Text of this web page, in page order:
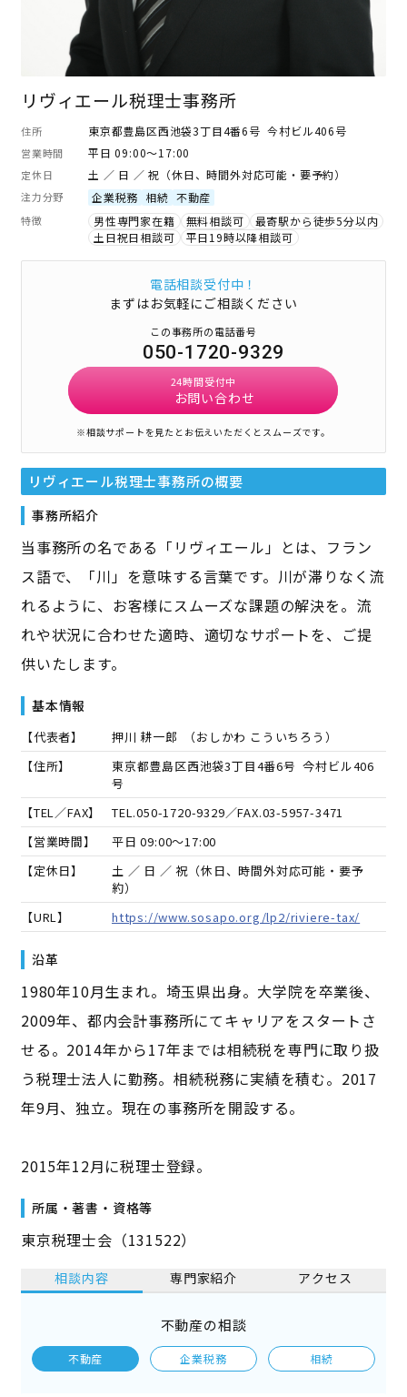
リヴィエール税理士事務所
住所 東京都豊島区西池袋3丁目4番6号 今村ビル406号
営業時間 平日 09:00～17:00
定休日 土 ／ 日 ／ 祝（休日、時間外対応可能・要予約）
注力分野 企業税務 相続 不動産
特徴 男性専門家在籍 無料相談可
最寄駅から徒歩5分以内
土日祝日相談可
平日19時以降相談可
電話相談受付中！
まずはお気軽にご相談ください
この事務所の電話番号
050-1720-9329
24時間受付中
お問い合わせ
※相談サポートを見たとお伝えいただくとスムーズです。
リヴィエール税理士事務所の概要
事務所紹介
当事務所の名である「リヴィエール」とは、フラン
ス語で、「川」を意味する言葉です。川が滞りなく流
れるように、お客様にスムーズな課題の解決を。流
れや状況に合わせた適時、適切なサポートを、ご提
供いたします。
基本情報
【代表者】 押川 耕一郎 （おしかわ こういちろう ）
【住所】
東京都豊島区西池袋3丁目4番6号 今村ビル406
号
【TEL／FAX】
TEL.050-1720-9329／FAX.03-5957-3471
【営業時間】
平日 09:00～17:00
【定休日】
土 ／ 日 ／ 祝（休日、時間外対応可能・要予
約）
【URL】
https://www.sosapo.org/lp2/riviere-tax/
沿革
1980年10月生まれ。埼玉県出身。大学院を卒業後、
2009年、都内会計事務所にてキャリアをスタートさ
せる。2014年から17年までは相続税を専門に取り扱
う税理士法人に勤務。相続税務に実績を積む。2017
年9月、独立。現在の事務所を開設する。
2015年12月に税理士登録。
所属・著書・資格等
東京税理士会（131522）
相談内容 専門家紹介 アクセス
不動産の相談
不動産 企業税務 相続